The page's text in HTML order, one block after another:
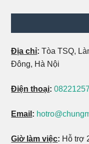
Địa chỉ: Tòa TSQ,
Đông, Hà Nội
Điện thoại:
Email :
Giờ làm việc: Hỗ trợ